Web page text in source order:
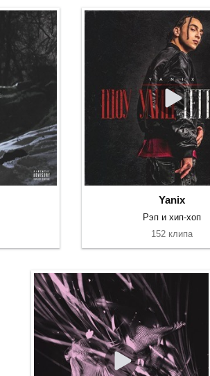
Yanix
Рэп и хип-хоп
152 клипа